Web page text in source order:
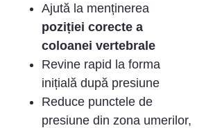
Ajută la menținerea
poziției corecte a
coloanei vertebrale
Revine rapid la forma
inițială după presiune
Reduce punctele de
presiune din zona umerilor,